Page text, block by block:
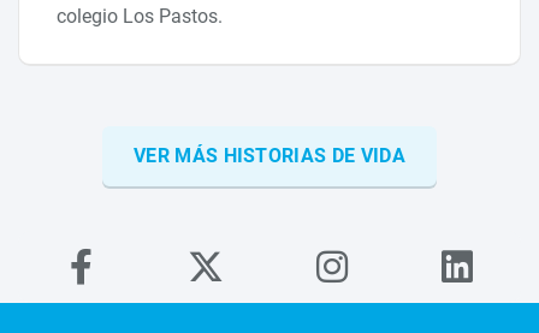
colegio Los Pastos.
VER MÁS HISTORIAS DE VIDA